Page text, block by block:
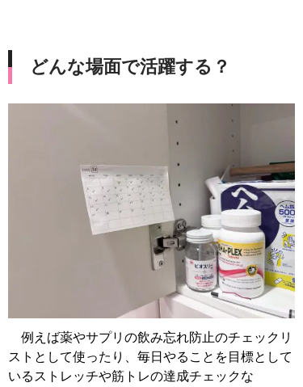
どんな場面で活躍する？
例えば薬やサプリの飲み忘れ防止のチェックリ
ストとして使ったり、毎日やることを目標として
いるストレッチや筋トレの達成チェックな